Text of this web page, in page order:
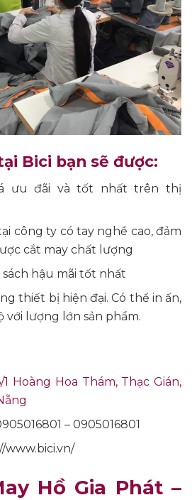
Bici bạn sẽ được:
ưu đãi và tốt nhất trên thị
công ty có tay nghề cao, đảm
cắt may chất lượng
hậu mãi tốt nhất
thiết bị hiện đại. Có thể in ấn,
với lượng lớn sản phẩm.
1 Hoàng Hoa Thám, Thạc Gián,
– 0905016801
www.bici.vn/
Hồ Gia Phát –